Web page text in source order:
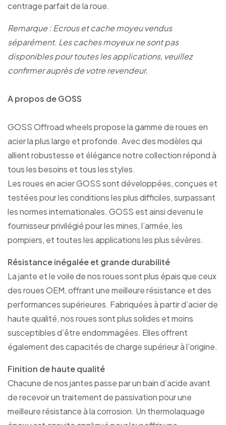
centrage parfait de la roue.
Remarque : Ecrous et cache moyeu vendus
séparément. Les caches moyeux ne sont pas
disponibles pour toutes les applications, veuillez
confirmer auprès de votre revendeur.
A propos de GOSS
GOSS Offroad wheels propose la gamme de roues en
acier la plus large et profonde. Avec des modèles qui
allient robustesse et élégance notre collection répond à
tous les besoins et tous les styles.
Les roues en acier GOSS sont développées, conçues et
testées pour les conditions les plus difficiles, surpassant
les normes internationales. GOSS est ainsi devenu le
fournisseur privilégié pour les mines, l’armée, les
pompiers, et toutes les applications les plus sévères.
Résistance inégalée et grande durabilité
La jante et le voile de nos roues sont plus épais que ceux
des roues OEM, offrant une meilleure résistance et des
performances supérieures. Fabriquées à partir d’acier de
haute qualité, nos roues sont plus solides et moins
susceptibles d’être endommagées. Elles offrent
également des capacités de charge supérieur à l’origine.
Finition de haute qualité
Chacune de nos jantes passe par un bain d’acide avant
de recevoir un traitement de passivation pour une
meilleure résistance à la corrosion. Un thermolaquage